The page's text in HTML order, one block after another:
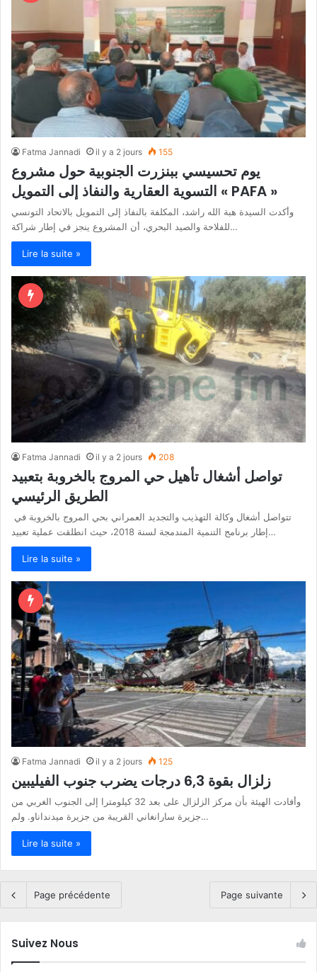
Fatma Jannadi il y a 2 jours 155
يوم تحسيسي ببنزرت الجنوبية حول مشروع
التسوية العقارية والنفاذ إلى التمويل « PAFA »
وأكدت السيدة هبة الله راشد، المكلفة بالنفاذ إلى التمويل بالاتحاد التونسي
للفلاحة والصيد البحري، أن المشروع ينجز في إطار شراكة…
Lire la suite »
Fatma Jannadi il y a 2 jours 208
تواصل أشغال تأهيل حي المروج بالخروبة بتعبيد
الطريق الرئيسي
إطار برنامج التنمية المندمجة لسنة 2018، حيث انطلقت عملية تعبيد…
Lire la suite »
Fatma Jannadi il y a 2 jours 125
زلزال بقوة 6,3 درجات يضرب جنوب الفيليبين
وأفادت الهيئة بأن مركز الزلزال على بعد 32 كيلومترا إلى الجنوب الغربي من
جزيرة سارانغاني القريبة من جزيرة ميدنداناو. ولم…
Lire la suite »
Page précédente Page suivante
Suivez Nous